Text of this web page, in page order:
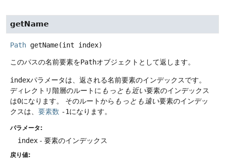
getName
Path getName(int index)
このパスの名前要素をPathオブジェクトとして返します。
indexパラメータは、返される名前要素のインデックスです。
ディレクトリ階層のルートに もっとも近い要素のインデックス
は0になります。 そのルートから もっとも遠い要素のインデッ
クスは、 要素数 -1になります。
パラメータ:
index - 要素のインデックス
戻り値: